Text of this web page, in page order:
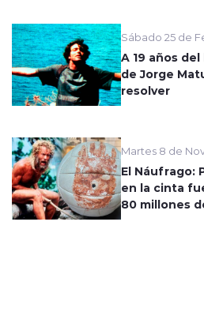
Sábado 25 de
A 19 años
de Jorge
resolver
Martes 8 de
El Náufrago:
en la cinta
80 millones